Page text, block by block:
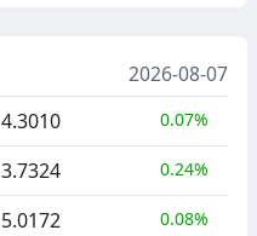
2026-08-07
4.3010 0.07%
3.7324 0.24%
5.0172 0.08%